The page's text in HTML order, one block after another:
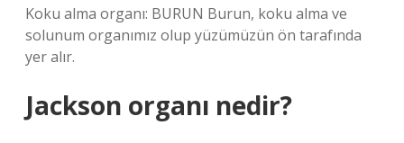
Koku alma organı: BURUN Burun, koku alma ve
solunum organımız olup yüzümüzün ön tarafında
yer alır.
Jackson organı nedir?